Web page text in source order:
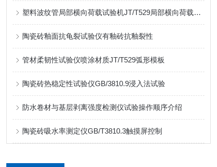
塑料波纹管局部横向荷载试验机JT/T529局部横向荷载参数介绍
陶瓷砖釉面抗龟裂试验仪有釉砖抗釉裂性
管材柔韧性试验仪喷涂材质JT/T529弧形模板
陶瓷砖热稳定性试验仪GB/3810.9浸入法试验
防水卷材与基层剥离强度检测仪试验操作顺序介绍
陶瓷砖吸水率测定仪GB/T3810.3触摸屏控制